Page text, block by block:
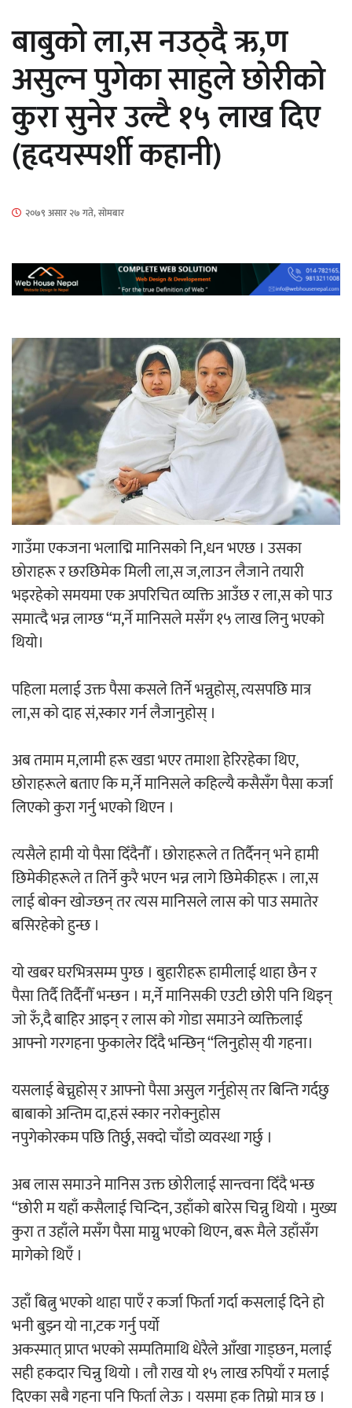
माताकाे नाममा गलत गतिविधि गर्ने थापा प्रहरी
नियन्त्रणमा
‘ईयुमा डट कम’ले बुधबारदेखि आफ्नो
औपचारिक सेवा सञ्चालनमा
हलमा छैन ‘गौँथली’को टिकट
‘आइतबारको अफिस’ को परिचर्चा सम्पन्न
अर्जुन चन्द्रको ‘संवेदनाका प्रतिध्वनि’
मुक्तकसङ्ग्रह लोकार्पण
‘दुर्गा’ निर्माण गर्दै सम्राट
चलचित्र ‘माया भनेकै यस्तो होला’को शीर्ष गीत
सार्वजनिक
बाबुको ला,स नउठ्दै ऋ,ण
असुल्न पुगेका साहुले छोरीको
कुरा सुनेर उल्टै १५ लाख दिए
(हृदयस्पर्शी कहानी)
२०७९ असार २७ गते, सोमबार
गाउँमा एकजना भलाद्मि मानिसकाे नि,धन भएछ । उसका
छाेराहरू र छरछिमेक मिली ला,स ज,लाउन लैजाने तयारी
भइरहेको समयमा एक अपरिचित व्यक्ति आउँछ र ला,स को पाउ
समात्दै भन्न लाग्छ “म,र्ने मानिसले मसँग १५ लाख लिनु भएकाे
थियाे।
पहिला मलाई उक्त पैसा कसले तिर्ने भन्नुहोस्, त्यसपछि मात्र
ला,स काे दाह सं,स्कार गर्न लैजानुहाेस् ।
अब तमाम म,लामी हरू खडा भएर तमाशा हेरिरहेका थिए,
छाेराहरूले बताए कि म,र्ने मानिसले कहिल्यै कसैसँग पैसा कर्जा
लिएकाे कुरा गर्नु भएको थिएन ।
त्यसैले हामी याे पैसा दिँदैनाैँ । छाेराहरूले त तिर्दैनन् भने हामी
छिमेकीहरूले त तिर्ने कुरै भएन भन्न लागे छिमेकीहरू । ला,स
लाई बाेक्न खाेज्छन् तर त्यस मानिसले लास काे पाउ समातेर
बसिरहेकाे हुन्छ ।
याे खबर घरभित्रसम्म पुग्छ । बुहारीहरू हामीलाई थाहा छैन र
पैसा तिर्दै तिर्दैनाैँ भन्छन । म,र्ने मानिसकी एउटी छाेरी पनि थिइन्
जाे रुँ,दै बाहिर आइन् र लास काे गाेडा समाउने व्यक्तिलाई
आफ्नो गरगहना फुकालेर दिँदै भन्छिन् “लिनुहाेस् यी गहना।
यसलाई बेच्नुहाेस् र आफ्नो पैसा असुल गर्नुहोस् तर बिन्ति गर्दछु
बाबाकाे अन्तिम दा,हसं स्कार नराेक्नुहाेस
नपुगेकोरकम पछि तिर्छु, सक्दाे चाँडाे व्यवस्था गर्छु ।
अब लास समाउने मानिस उक्त छाेरीलाई सान्त्वना दिँदै भन्छ
“छाेरी म यहाँ कसैलाई चिन्दिन, उहाँकाे बारेस चिन्नु थियो । मुख्य
कुरा त उहाँले मसँग पैसा माग्नु भएको थिएन, बरू मैले उहाँसँग
मागेकाे थिएँ ।
उहाँ बित्नु भएको थाहा पाएँ र कर्जा फिर्ता गर्दा कसलाई दिने हाे
भनी बुझ्न याे ना,टक गर्नु पर्यो
अकस्मात् प्राप्त भएकाे सम्पतिमाथि धेरैले आँखा गाड्छन, मलाई
सही हकदार चिन्नु थियो । लाै राख याे १५ लाख रुपियाँ र मलाई
दिएका सबै गहना पनि फिर्ता लेऊ । यसमा हक तिम्रो मात्र छ ।